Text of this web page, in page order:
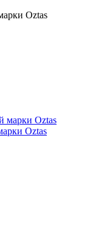
Оztas
Оztas